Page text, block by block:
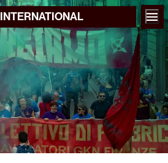
INTERNATIONAL